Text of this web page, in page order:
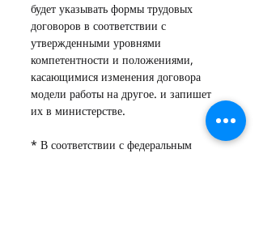
будет указывать формы трудовых
договоров в соответствии с
утвержденными уровнями
компетентности и положениями,
касающимися изменения договора
модели работы на другое. и запишет
их в министерстве.
* В соответствии с федеральным